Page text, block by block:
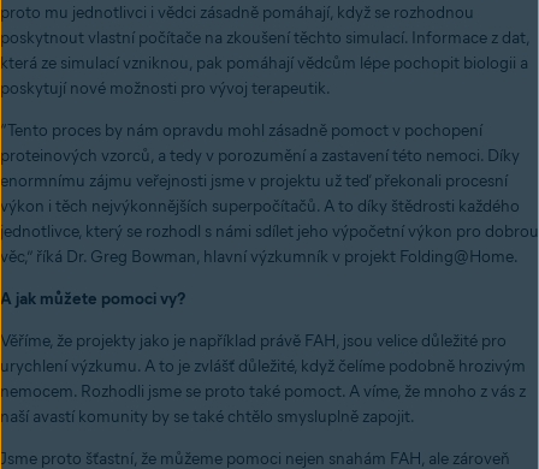
proto mu jednotlivci i vědci zásadně pomáhají, když se rozhodnou
poskytnout vlastní počítače na zkoušení těchto simulací. Informace z dat,
která ze simulací vzniknou, pak pomáhají vědcům lépe pochopit biologii a
poskytují nové možnosti pro vývoj terapeutik.
“Tento proces by nám opravdu mohl zásadně pomoct v pochopení
proteinových vzorců, a tedy v porozumění a zastavení této nemoci. Díky
enormnímu zájmu veřejnosti jsme v projektu už teď překonali procesní
výkon i těch nejvýkonnějších superpočítačů. A to díky štědrosti každého
jednotlivce, který se rozhodl s námi sdílet jeho výpočetní výkon pro dobrou
věc,” říká Dr. Greg Bowman, hlavní výzkumník v projekt Folding@Home.
A jak můžete pomoci vy?
Věříme, že projekty jako je například právě FAH, jsou velice důležité pro
urychlení výzkumu. A to je zvlášť důležité, když čelíme podobně hrozivým
nemocem. Rozhodli jsme se proto také pomoct. A víme, že mnoho z vás z
naší avastí komunity by se také chtělo smysluplně zapojit.
Jsme proto šťastní, že můžeme pomoci nejen snahám FAH, ale zároveň